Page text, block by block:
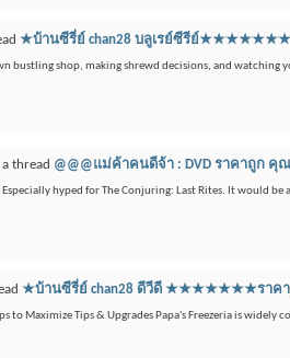
★บ้านซีรี่ย์ chan28 บลูเรย์ซีรีย์
bustling shop, making shrewd decisions, and watching
thread @@@แม่ค้าคนดีจ้า : DVD ราคาถูก คุ
hyped for The Conjuring: Last Rites. It would be
★บ้านซีรี่ย์ chan28 ดีวีดี ★★★★★★★รา
to Maximize Tips & Upgrades Papa's Freezeria is